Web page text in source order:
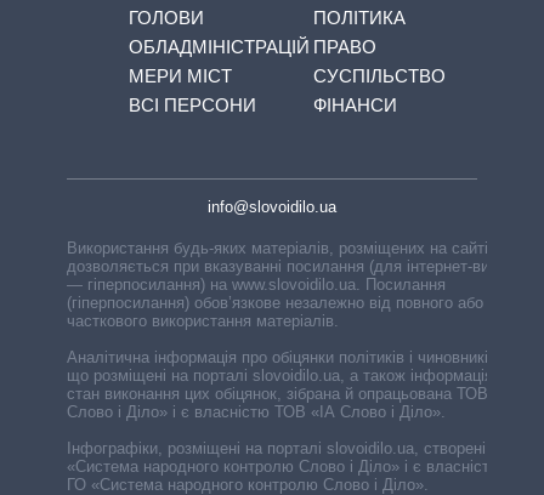
ГОЛОВИ
ОБЛАДМІНІСТРАЦІЙ
МЕРИ МІСТ
ВСІ ПЕРСОНИ
ПОЛІТИКА
ПРАВО
СУСПІЛЬСТВО
ФІНАНСИ
info@slovoidilo.ua
Використання будь-яких матеріалів, розміщених на сайті,
дозволяється при вказуванні посилання (для інтернет-видань
— гіперпосилання) на www.slovoidilo.ua. Посилання
(гіперпосилання) обов’язкове незалежно від повного або
часткового використання матеріалів.
Аналітична інформація про обіцянки політиків і чиновників,
що розміщені на порталі slovoidilo.ua, а також інформація про
стан виконання цих обіцянок, зібрана й опрацьована ТОВ «ІА
Слово і Діло» і є власністю ТОВ «ІА Слово і Діло».
Інфографіки, розміщені на порталі slovoidilo.ua, створені ГО
«Система народного контролю Слово і Діло» і є власністю
ГО «Система народного контролю Слово і Діло».